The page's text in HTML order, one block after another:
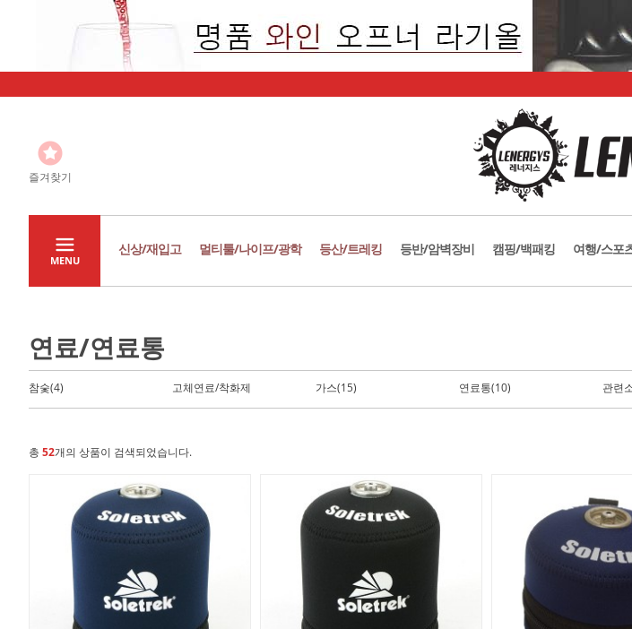
즐겨찾기
MENU
신상/재입고 멀티툴/나이프/광학 등산/트레킹 등반/암벽장비 캠핑/백패킹 여행/스포
연료/연료통
참숯(4) 고체연료/착화제 가스(15) 연료통(10) 관련
총 52개의 상품이 검색되었습니다.